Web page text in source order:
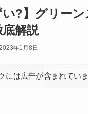
い?】グリー
解説
年1月8日
には広告が含まれていま